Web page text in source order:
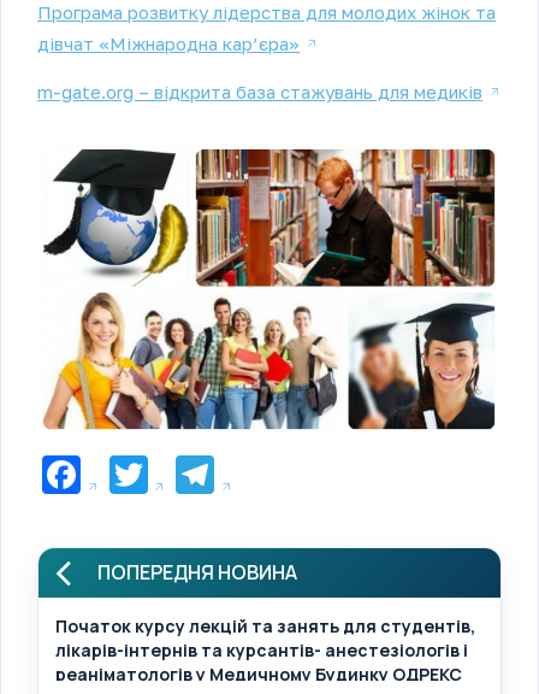
Програма розвитку лідерства для молодих жінок та
дівчат «Міжнародна кар’єра»
m-gate.org – відкрита база стажувань для медиків
Facebook
TwitterTelegram
ПОПЕРЕДНЯ НОВИНА
Початок курсу лекцій та занять для студентів,
лікарів-інтернів та курсантів- анестезіологів і
реаніматологів у Медичному Будинку ОДРЕКС